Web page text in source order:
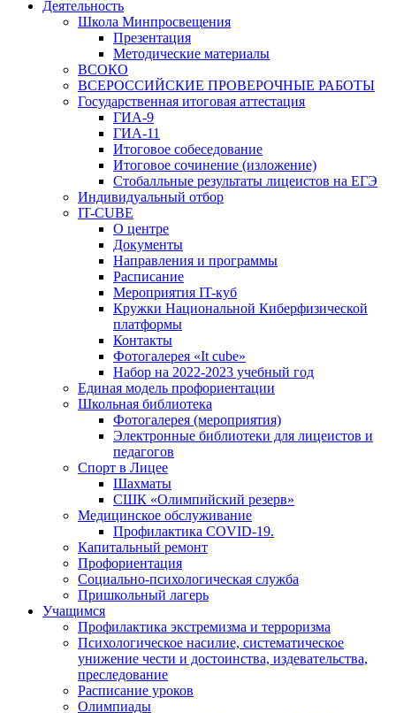
Деятельность
Школа Минпросвещения
Презентация
Методические материалы
ВСОКО
ВСЕРОССИЙСКИЕ ПРОВЕРОЧНЫЕ РАБОТЫ
Государственная итоговая аттестация
ГИА-9
ГИА-11
Итоговое собеседование
Итоговое сочинение (изложение)
Стобалльные результаты лицеистов на ЕГЭ
Индивидуальный отбор
IT-CUBE
О центре
Документы
Направления и программы
Расписание
Мероприятия IT-куб
Кружки Национальной Киберфизической
платформы
Контакты
Фотогалерея «It cube»
Набор на 2022-2023 учебный год
Единая модель профориентации
Школьная библиотека
Фотогалерея (мероприятия)
Электронные библиотеки для лицеистов и
педагогов
Спорт в Лицее
Шахматы
СШК «Олимпийский резерв»
Медицинское обслуживание
Профилактика COVID-19.
Капитальный ремонт
Профориентация
Социально-психологическая служба
Пришкольный лагерь
Учащимся
Профилактика экстремизма и терроризма
Психологическое насилие, систематическое
унижение чести и достоинства, издевательства,
преследование
Расписание уроков
Олимпиады